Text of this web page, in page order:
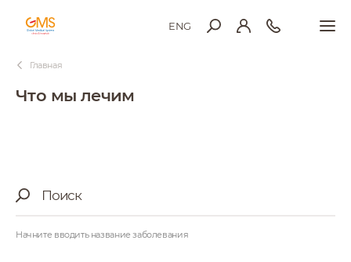
ENG
Главная
Что мы лечим
Поиск:
Начните вводить название заболевания